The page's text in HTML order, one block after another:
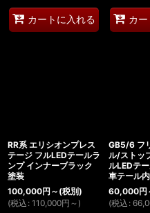
カートに入れる カ
RR系 エリシオンプレス
テージ フルLEDテールラ
ンプ インナーブラック
塗装
100,000円 ～ (税別)
(税込 : 110,000円 ～)
GB5/6 フ
ル/ストッ
ルLEDテ
車テール内
60,000円
(税込 :